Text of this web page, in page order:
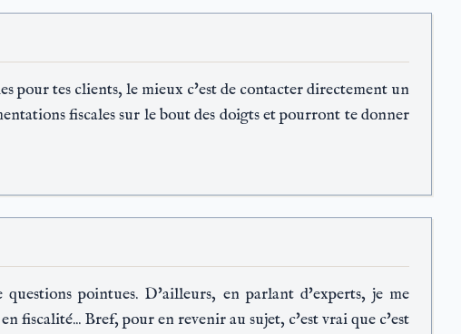
pour tes clients, le mieux c'est de contacter directement un
fiscales sur le bout des doigts et pourront te donner
pointues. D'ailleurs, en parlant d'experts, je me
fiscalité... Bref, pour en revenir au sujet, c'est vrai que c'est